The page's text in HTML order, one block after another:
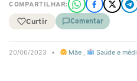
COMPARTILHAR:
Curtir Comentar
20/06/2023 • Mãe , Saúde e